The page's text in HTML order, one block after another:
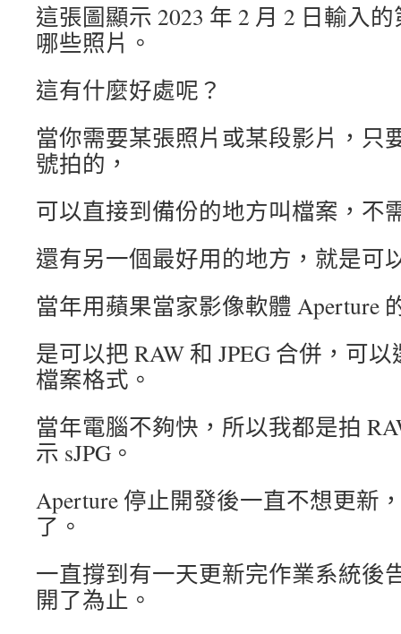
這張圖顯示 2023 年 2 月 2 日輸入
哪些照片。
這有什麼好處呢？
當你需要某張照片或某段影片，只
號拍的，
可以直接到備份的地方叫檔案，不
還有另一個最好用的地方，就是可
當年用蘋果當家影像軟體 Aperture
是可以把 RAW 和 JPEG 合併，可
檔案格式。
當年電腦不夠快，所以我都是拍
示 sJPG。
Aperture 停止開發後一直不想更新
了。
一直撐到有一天更新完作業系統後
開了為止。